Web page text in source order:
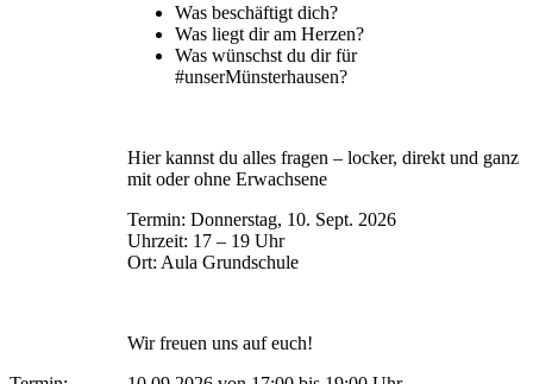
Was beschäftigt dich?
Was liegt dir am Herzen?
Was wünschst du dir für
#unserMünsterhausen?
Hier kannst du alles fragen – locker, direkt und ganz
mit oder ohne Erwachsene
Termin: Donnerstag, 10. Sept. 2026
Uhrzeit: 17 – 19 Uhr
Ort: Aula Grundschule
Wir freuen uns auf euch!